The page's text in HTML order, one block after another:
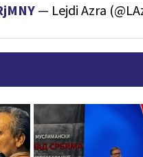
— Lejdi Azra